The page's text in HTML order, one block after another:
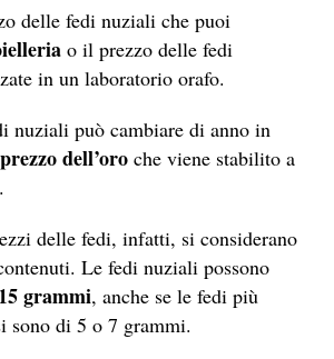
delle fedi nuziali che puoi
o il prezzo delle fedi
in un laboratorio orafo.
nuziali può cambiare di anno in
dell’oro che viene stabilito a
delle fedi, infatti, si considerano
Le fedi nuziali possono
grammi, anche se le fedi più
sono di 5 o 7 grammi.